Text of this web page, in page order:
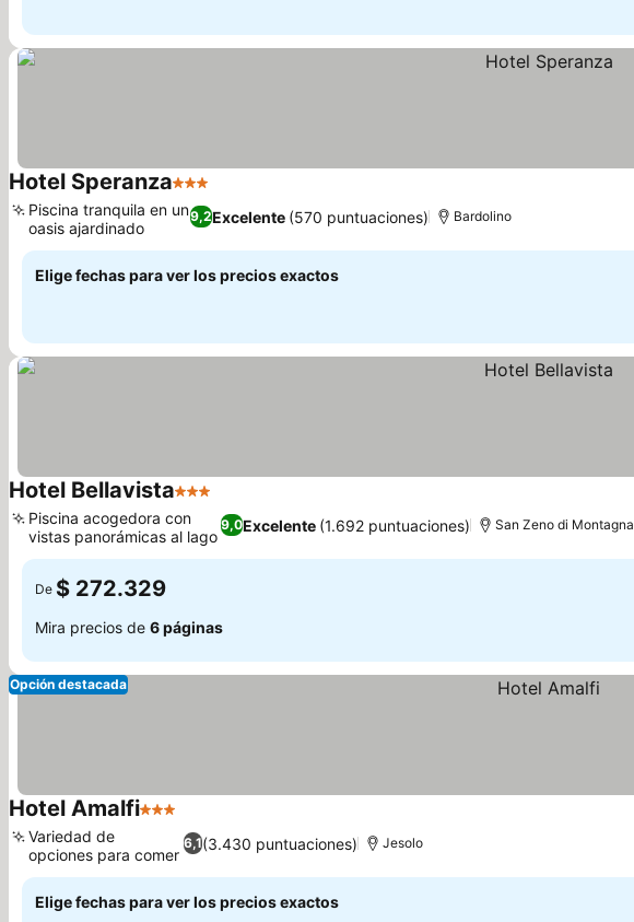
Hotel Speranza3 Estrellas
9,2Excelente (570 puntuaciones)
Piscina tranquila en un
oasis ajardinado
Bardolino
Elige fechas para ver los precios exactos
Hotel Bellavista3 Estrellas
9,0Excelente (1.692 puntuaciones)
Piscina acogedora con
vistas panorámicas al lago
San Zeno di Montagna
De $ 272.329
Mira precios de 6 páginas
Opción destacada
Hotel Amalfi3 Estrellas
6,1(3.430 puntuaciones)
Variedad de
opciones para comer
Jesolo
Elige fechas para ver los precios exactos